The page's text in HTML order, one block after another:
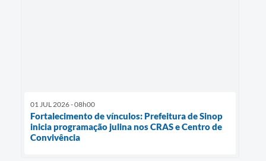
01 JUL 2026 - 08h00
Fortalecimento de vínculos: Prefeitura de Sinop
inicia programação julina nos CRAS e Centro de
Convivência